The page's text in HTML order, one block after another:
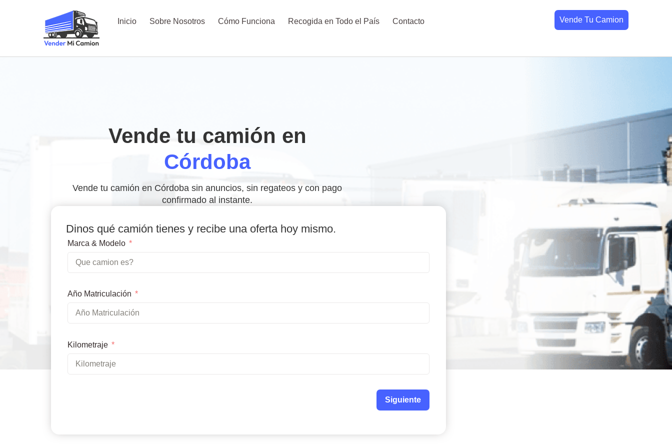
Inicio Sobre Nosotros Cómo Funciona Recogida en Todo el País Contacto Vende Tu Camion
Vende tu camión en
Córdoba
Vende tu camión en Córdoba sin anuncios, sin regateos y con pago
confirmado al instante.
Dinos qué camión tienes y recibe una oferta hoy mismo.
Marca & Modelo
Año Matriculación
Kilometraje
Siguiente